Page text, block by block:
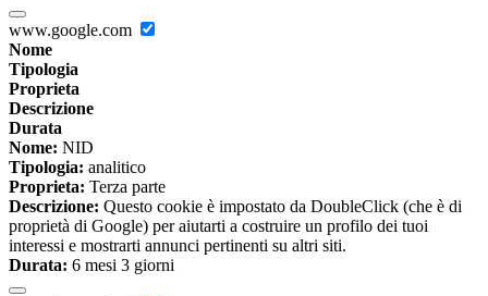
www.google.com
Nome
Tipologia
Proprieta
Descrizione
Durata
Nome: NID
Tipologia: analitico
Proprieta: Terza parte
Descrizione: Questo cookie è impostato da DoubleClick (che è di
proprietà di Google) per aiutarti a costruire un profilo dei tuoi
interessi e mostrarti annunci pertinenti su altri siti.
Durata: 6 mesi 3 giorni